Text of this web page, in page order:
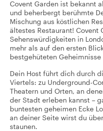
Covent Garden ist bekannt
und beherbergt berühmte
Mischung aus köstlichen
ältestes Restaurant! Covent
Sehenswürdigkeiten in
mehr als auf den ersten
bestgehüteten
Dein Host führt dich durch
Viertels: zu Underground-
Theatern und Orten, an
der Stadt erleben kannst –
buntesten geheimen Ecke
an deiner Seite wirst du
staunen.